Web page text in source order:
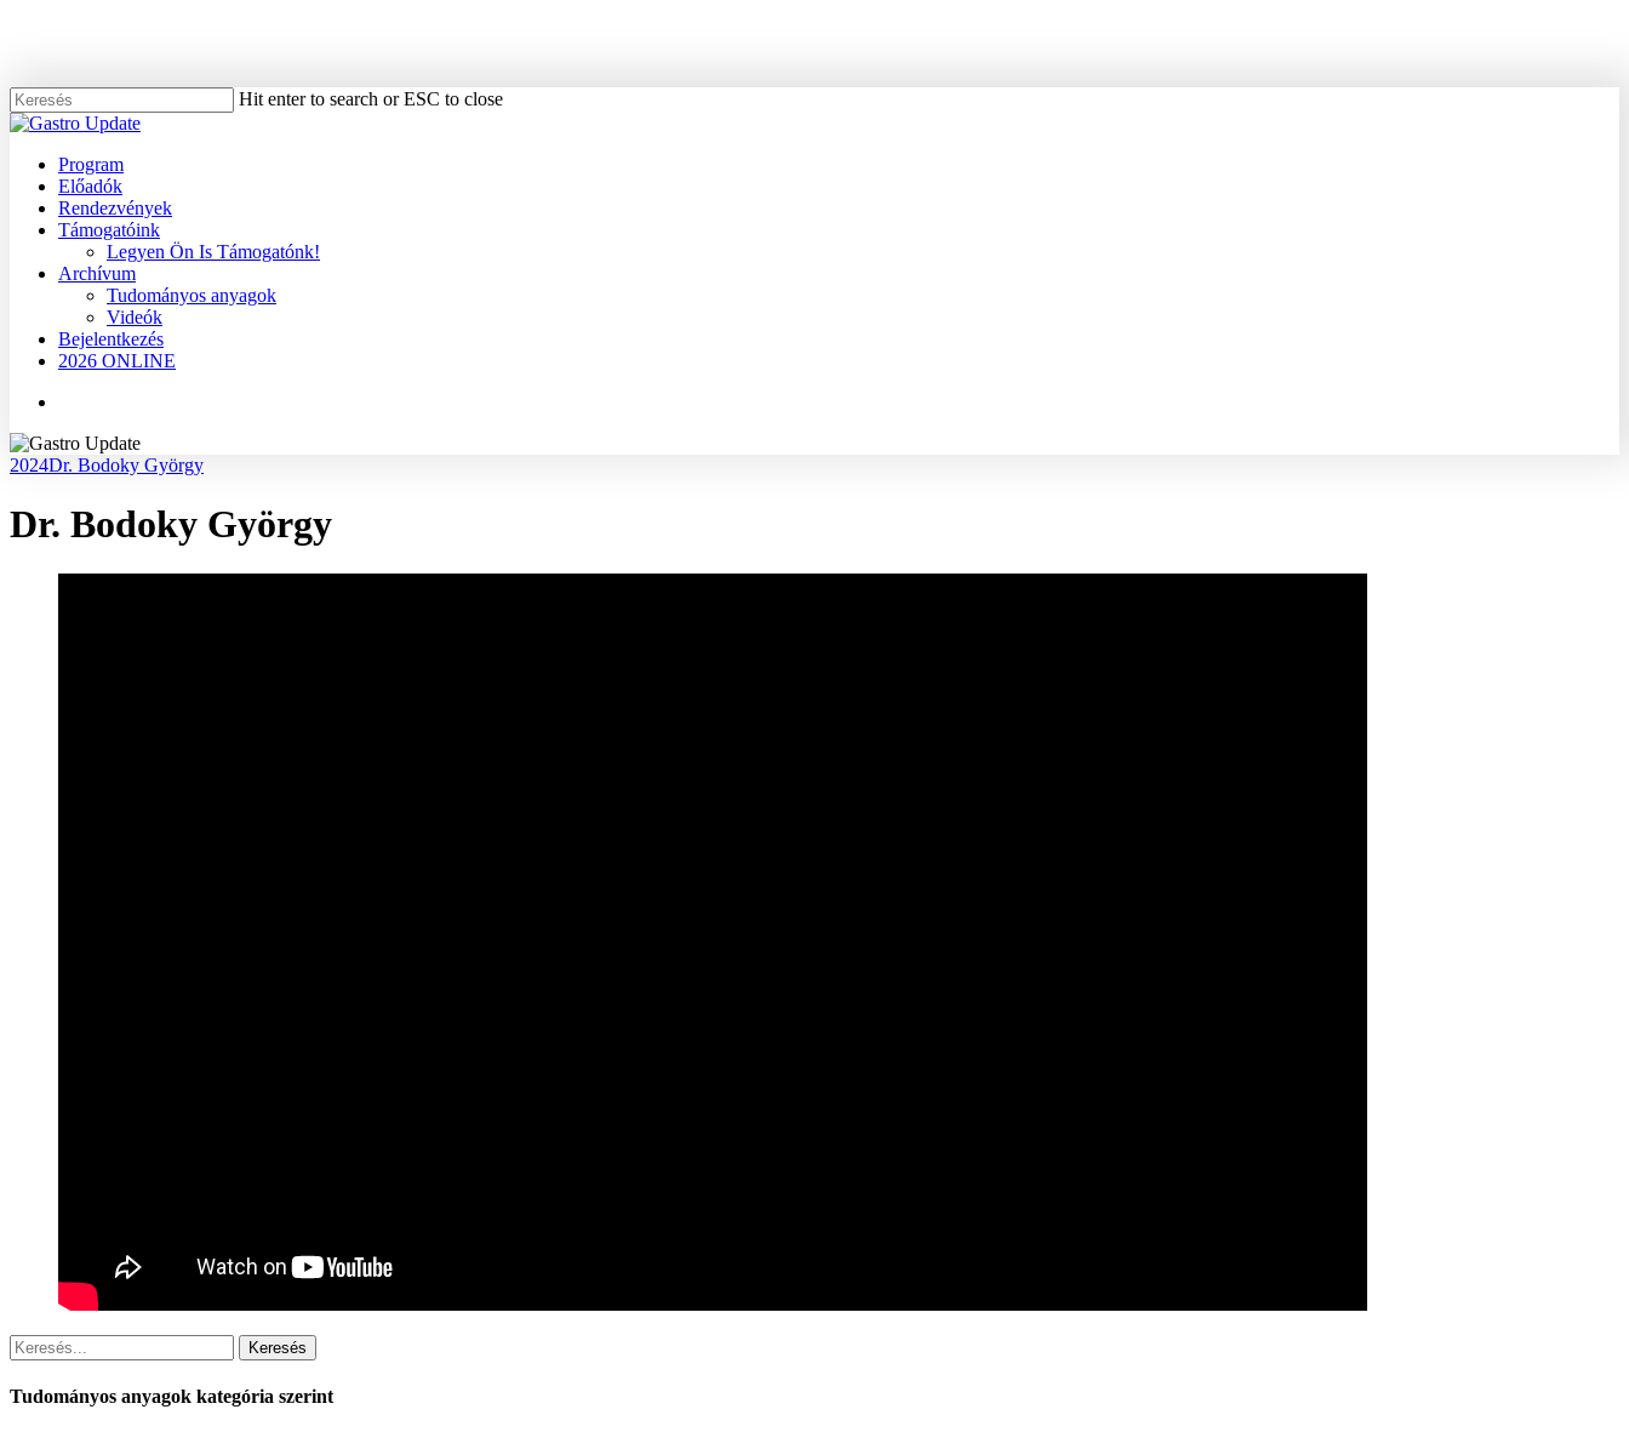
content
Hit enter to search or ESC to close
Close
Menu
Program
Előadók
Rendezvények
Támogatóink
Legyen Ön Is Támogatónk!
Archívum
Tudományos anyagok
Videók
Bejelentkezés
2026 ONLINE
2024Dr. Bodoky György
Dr. Bodoky György
Keresés
Tudományos anyagok kategória szerint